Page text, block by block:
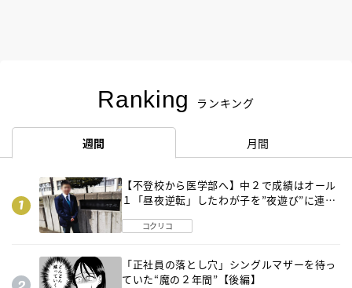
Ranking ランキング
週間 月間
【不登校から医学部へ】中２で成績はオール
１「昼夜逆転」したわが子を”夜遊び”に連れ
コクリコ
「正社員の落とし穴」シングルマザーを待っ
ていた“魔の２年間”【後編】